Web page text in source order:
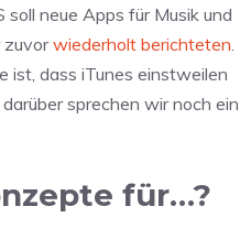
soll neue Apps für Musik und
zuvorwiederholt berichteten.
ist, dass iTunes einstweilen
sprechen wir noch ein
für…?